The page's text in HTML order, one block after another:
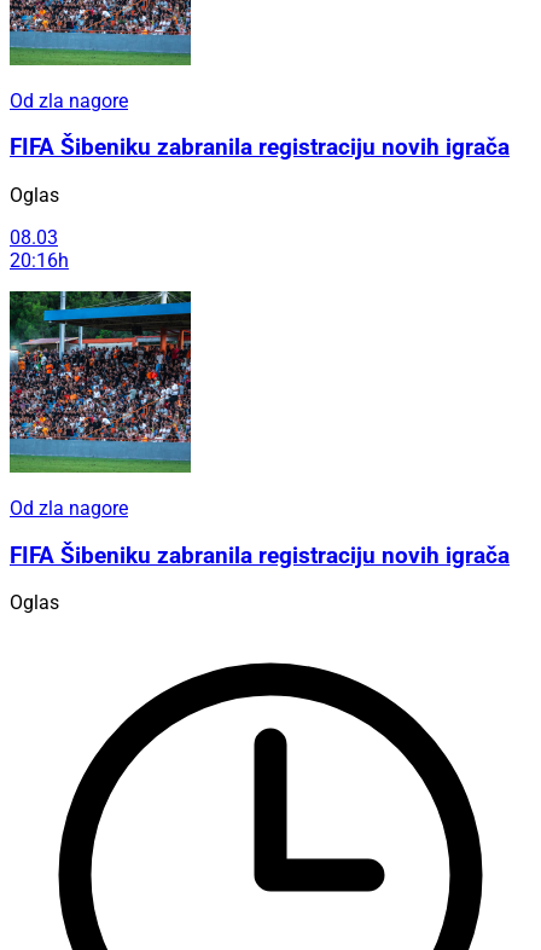
Od zla nagore
FIFA Šibeniku zabranila registraciju novih igrača
Oglas
08.03
20:16h
Od zla nagore
FIFA Šibeniku zabranila registraciju novih igrača
Oglas